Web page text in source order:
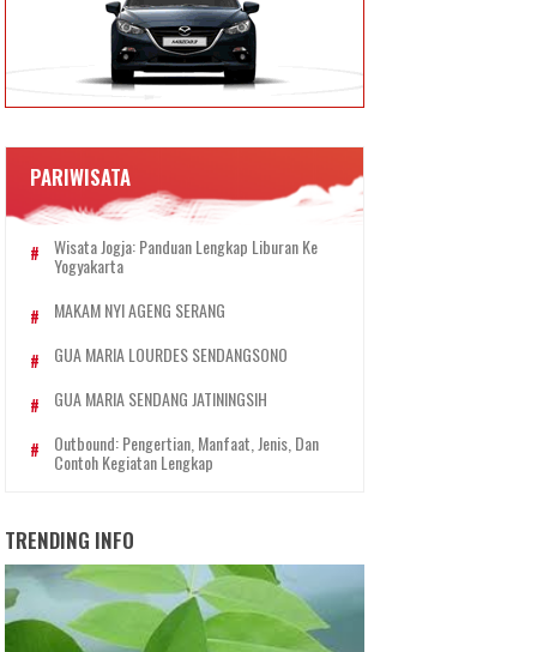
PARIWISATA
Wisata Jogja: Panduan Lengkap Liburan Ke
Yogyakarta
MAKAM NYI AGENG SERANG
GUA MARIA LOURDES SENDANGSONO
GUA MARIA SENDANG JATININGSIH
Outbound: Pengertian, Manfaat, Jenis, Dan
Contoh Kegiatan Lengkap
TRENDING INFO